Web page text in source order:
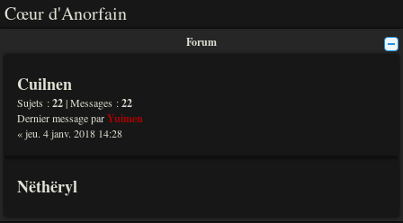
Cœur d'Anorfain
Forum
Cuilnen
Sujets :22| Messages :22
Dernier message parYuimen
« jeu. 4 janv. 2018 14:28
Nëthëryl